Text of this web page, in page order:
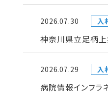
2026.07.30 入
神奈川県立足柄上
2026.07.29 入
病院情報インフラ